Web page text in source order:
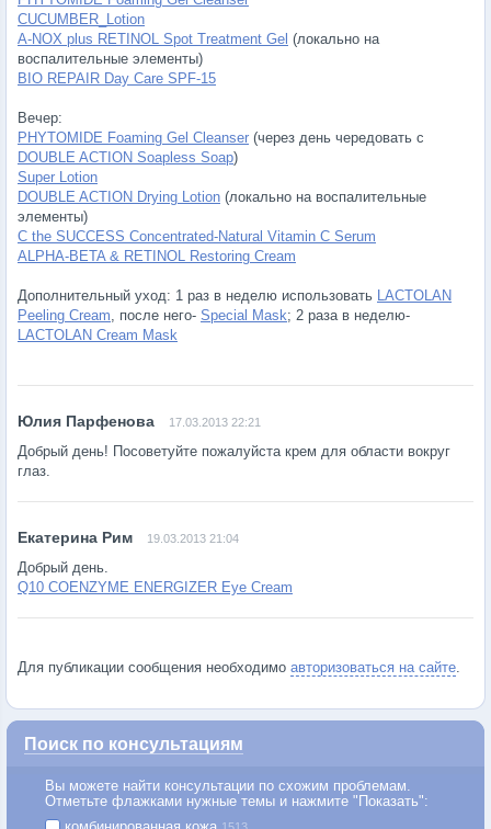
CUCUMBER_Lotion
A-NOX plus RETINOL Spot Treatment Gel (локально на
воспалительные элементы)
BIO REPAIR Day Care SPF-15
Вечер:
PHYTOMIDE Foaming Gel Cleanser (через день чередовать с
DOUBLE ACTION Soapless Soap)
Super Lotion
DOUBLE ACTION Drying Lotion (локально на воспалительные
элементы)
C the SUCCESS Concentrated-Natural Vitamin C Serum
ALPHA-BETA & RETINOL Restoring Cream
Дополнительный уход: 1 раз в неделю использовать LACTOLAN
Peeling Cream, после него- Special Mask; 2 раза в неделю-
LACTOLAN Cream Mask
17.03.2013 22:21
Добрый день! Посоветуйте пожалуйста крем для области вокруг
глаз.
19.03.2013 21:04
Добрый день.
Q10 COENZYME ENERGIZER Eye Cream
Для публикации сообщения необходимо авторизоваться на сайте.
Поиск по консультациям
Вы можете найти консультации по схожим проблемам.
Отметьте флажками нужные темы и нажмите "Показать":